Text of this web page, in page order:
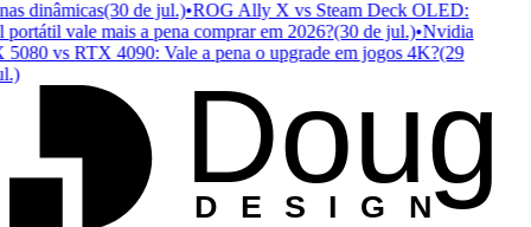
dinâmicas(30 de jul.)•ROG Ally X vs Steam Deck OLED:
vale mais a pena comprar em 2026?(30 de jul.)•Nvidia
vs RTX 4090: Vale a pena o upgrade em jogos 4K?(29
D ESIGN
Doug